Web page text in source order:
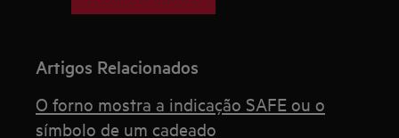
Artigos Relacionados
O forno mostra a indicação SAFE ou o
símbolo de um cadeado